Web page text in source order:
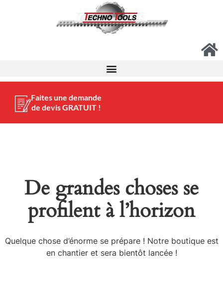
Faites une demande
de devis GRATUIT !
De grandes choses se
profilent à l’horizon
Quelque chose d’énorme se prépare ! Notre boutique est
en chantier et sera bientôt lancée !